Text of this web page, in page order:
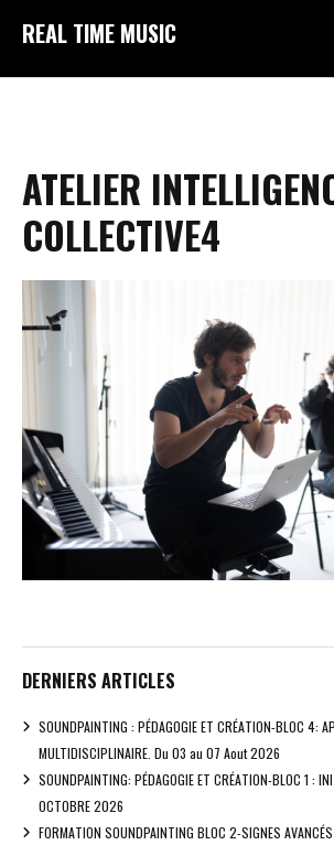
REAL TIME MUSIC
ATELIER
COLLECTIVE4
DERNIERS ARTICLES
SOUNDPAINTING : PÉDAGOGIE ET CRÉATION-BLOC 4:
MULTIDISCIPLINAIRE. Du 03 au 07 Aout 2026
SOUNDPAINTING: PÉDAGOGIE ET CRÉATION-BLOC 1 :
OCTOBRE 2026
FORMATION SOUNDPAINTING BLOC 2-SIGNES